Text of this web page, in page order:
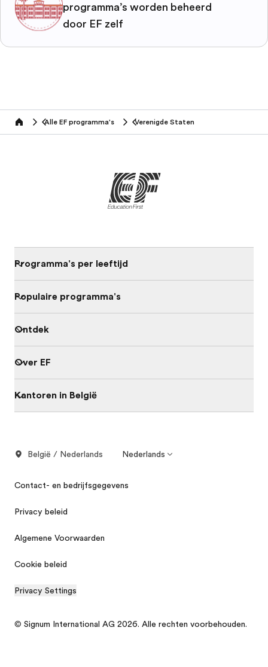
programma’s worden beheerd
door EF zelf
home Alle EF programma's Verenigde Staten
Programma's per leeftijd
Populaire programma's
Ontdek
Over EF
Kantoren in België
België / Nederlands Nederlands
Contact- en bedrijfsgegevens
Privacy beleid
Algemene Voorwaarden
Cookie beleid
Privacy Settings
© Signum International AG 2026. Alle rechten voorbehouden.